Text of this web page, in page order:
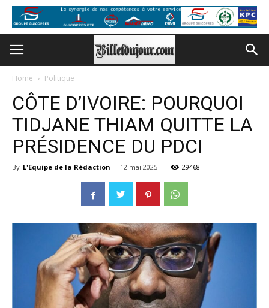
Home Politique
CÔTE D’IVOIRE: POURQUOI
TIDJANE THIAM QUITTE LA
PRÉSIDENCE DU PDCI
By L'Equipe de la Rédaction - 12 mai 2025 29468